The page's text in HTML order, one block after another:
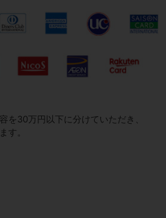
を30万円以下に分けていただき、
す。